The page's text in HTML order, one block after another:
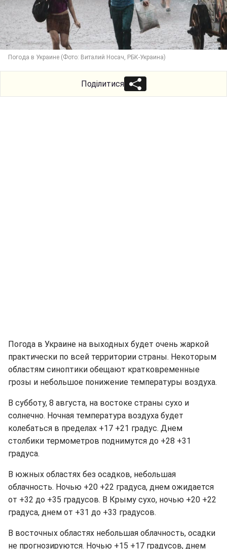
Погода в Украине (Фото: Виталий Носач, РБК-Украина)
Поділитися
Погода в Украине на выходных будет очень жаркой
практически по всей территории страны. Некоторым
областям синоптики обещают кратковременные
грозы и небольшое понижение температуры воздуха.
В субботу, 8 августа, на востоке страны сухо и
солнечно. Ночная температура воздуха будет
колебаться в пределах +17 +21 градус. Днем
столбики термометров поднимутся до +28 +31
градуса.
В южных областях без осадков, небольшая
облачность. Ночью +20 +22 градуса, днем ожидается
от +32 до +35 градусов. В Крыму сухо, ночью +20 +22
градуса, днем от +31 до +33 градусов.
В восточных областях небольшая облачность, осадки
не прогнозируются. Ночью +15 +17 градусов, днем